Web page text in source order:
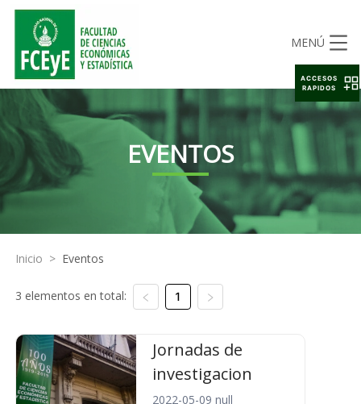
MENÚ
EVENTOS
Inicio > Eventos
3 elementos en total: 1
Jornadas de
investigacion
2022-05-09 null
ACCESOS
RAPIDOS